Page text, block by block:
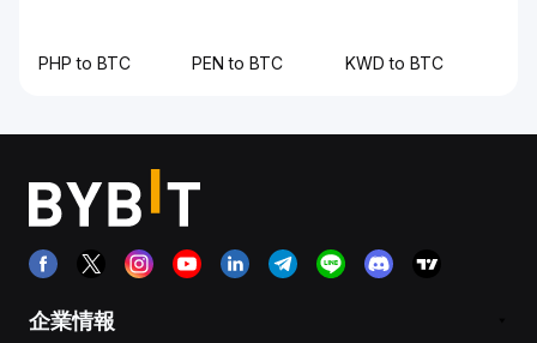
PHP to BTC PEN to BTC KWD to BTC
企業情報